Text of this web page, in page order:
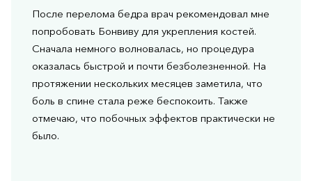
После перелома бедра врач рекомендовал мне
попробовать Бонвиву для укрепления костей.
Сначала немного волновалась, но процедура
оказалась быстрой и почти безболезненной. На
протяжении нескольких месяцев заметила, что
боль в спине стала реже беспокоить. Также
отмечаю, что побочных эффектов практически не
было.